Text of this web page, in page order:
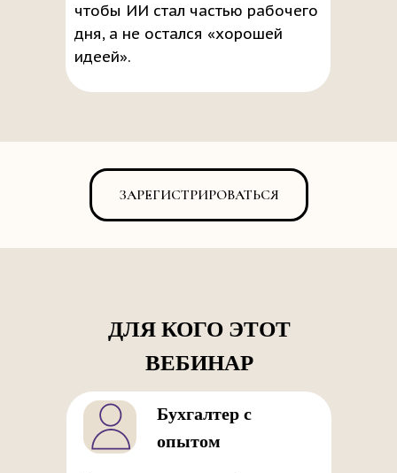
чтобы ИИ стал частью рабочего
дня, а не остался «хорошей
идеей».
ЗАРЕГИСТРИРОВАТЬСЯ
ДЛЯ КОГО ЭТОТ
ВЕБИНАР
Бухгалтер с
опытом